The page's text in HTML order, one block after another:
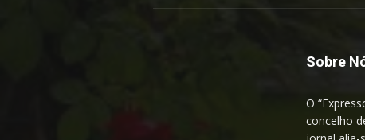
Sobre
O
concelho